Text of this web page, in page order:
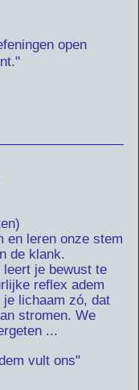
open
en leren onze stem
de klank.
je bewust te
reflex adem
lichaam zó, dat
stromen. We
...
vult ons"